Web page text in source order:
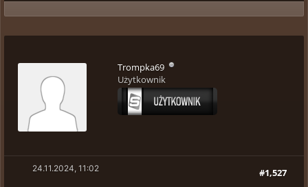
Trompka69
Użytkownik
#1,527
24.11.2024, 11:02